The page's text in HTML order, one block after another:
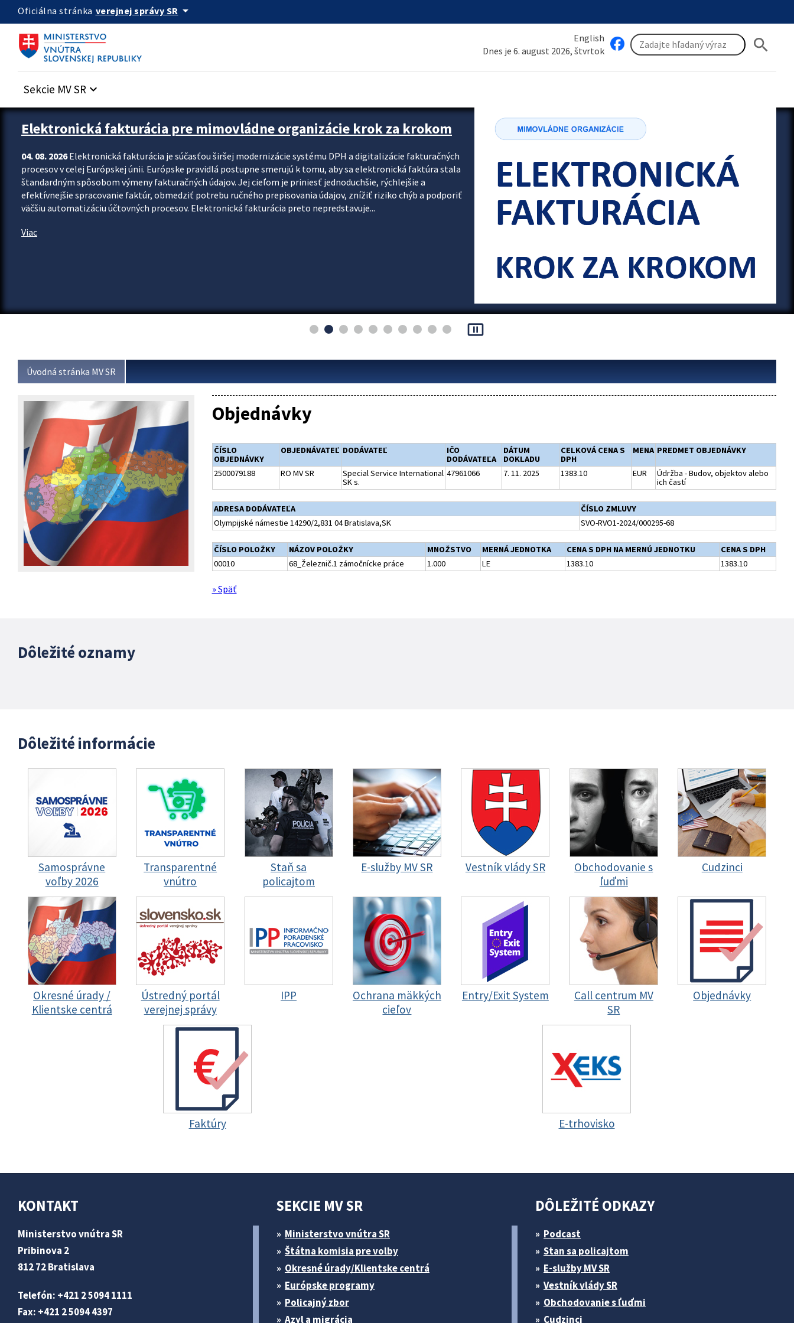
Preskocit na hlavný obsah
Oficiálna stránka verejnej správy SR arrow_drop_down
English
Dnes je 6. august 2026, štvrtok
search
Sekcie MV SR keyboard_arrow_down
Zastavit automatický posun upútavok
Elektronická fakturácia pre mimovládne organizácie krok za krokom
04. 08. 2026Elektronická fakturácia je súčasťou širšej modernizácie systému DPH a digitalizácie fakturačných
procesov v celej Európskej únii. Európske pravidlá postupne smerujú k tomu, aby sa elektronická faktúra stala
štandardným spôsobom výmeny fakturačných údajov. Jej cieľom je priniesť jednoduchšie, rýchlejšie a
efektívnejšie spracovanie faktúr, obmedziť potrebu ručného prepisovania údajov, znížiť riziko chýb a podporiť
väčšiu automatizáciu účtovných procesov. Elektronická fakturácia preto nepredstavuje...
Viac
pause_presentation
Úvodná stránka MV SR
Objednávky
ČÍSLO
OBJEDNÁVKY
OBJEDNÁVATEĽ DODÁVATEĽ
IČO
DODÁVATEĽA
DÁTUM
DOKLADU
CELKOVÁ CENA S
DPH
MENA PREDMET OBJEDNÁVKY
2500079188 RO MV SR
Special Service International
SK s.
47961066 7. 11. 2025 1383.10 EUR
Údržba - Budov, objektov alebo
ich častí
ADRESA DODÁVATEĽA
ČÍSLO ZMLUVY
Olympijské námestie 14290/2,831 04 Bratislava,SK
SVO-RVO1-2024/000295-68
ČÍSLO POLOŽKY NÁZOV POLOŽKY MNOŽSTVO MERNÁ JEDNOTKA CENA S DPH NA MERNÚ JEDNOTKU
CENA S DPH
00010
68_Železnič.1 zámočnícke práce 1.000 LE 1383.10 1383.10
» Späť
Dôležité oznamy
Dôležité informácie
Samosprávne
voľby 2026
Transparentné
vnútro
Staň sa
policajtom
E-služby MV SR Vestník vlády SR
Obchodovanie s
ľuďmi
Cudzinci
Okresné úrady /
Klientske centrá
Ústredný portál
verejnej správy
IPP
Ochrana mäkkých
cieľov
Entry/Exit System
Call centrum MV
SR
Objednávky
Faktúry E-trhovisko
KONTAKT
Ministerstvo vnútra SR
Pribinova 2
812 72 Bratislava
Telefón: +421 2 5094 1111
Fax: +421 2 5094 4397
SEKCIE MV SR
Ministerstvo vnútra SR
Štátna komisia pre volby
Okresné úrady/Klientske centrá
Európske programy
Policajný zbor
Azyl a migrácia
DÔLEŽITÉ ODKAZY
Podcast
Stan sa policajtom
E-služby MV SR
Vestník vlády SR
Obchodovanie s ľuďmi
Cudzinci